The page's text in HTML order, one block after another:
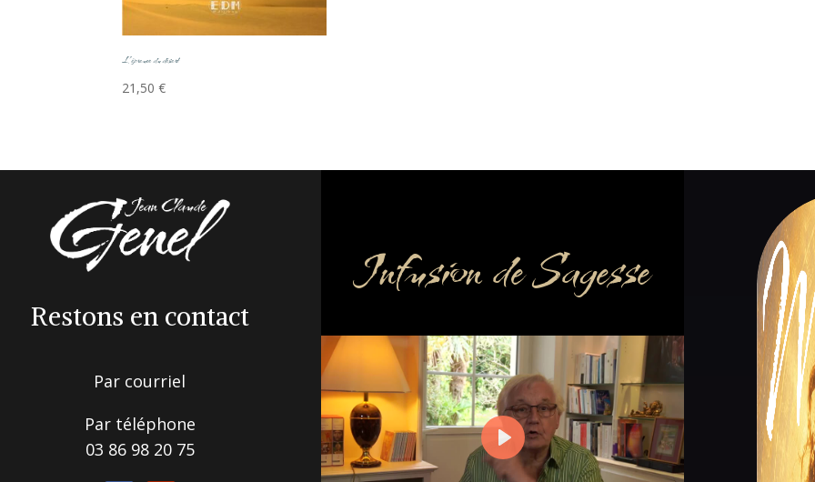
L’épreuve du désert
21,50€
Restons en contact
Par courriel
Par téléphone
03 86 98 20 75
Infusion de Sagesse